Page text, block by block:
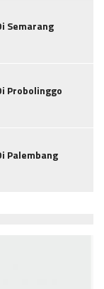
Semarang
Probolinggo
Palembang